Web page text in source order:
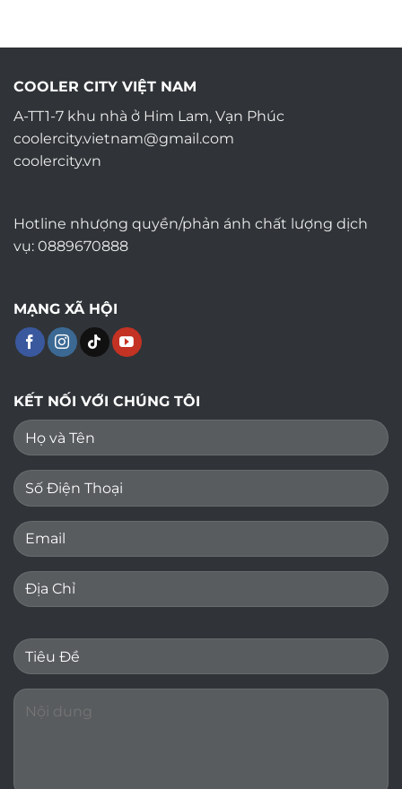
COOLER CITY VIỆT NAM
A-TT1-7 khu nhà ở Him Lam, Vạn Phúc
coolercity.vietnam@gmail.com
coolercity.vn
Hotline nhượng quyền/phản ánh chất lượng dịch
vụ: 0889670888
MẠNG XÃ HỘI
KẾT NỐI VỚI CHÚNG TÔI